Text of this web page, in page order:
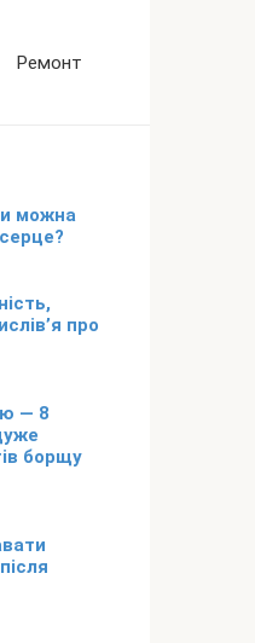
Ремонт
можна
про
— 8
борщу